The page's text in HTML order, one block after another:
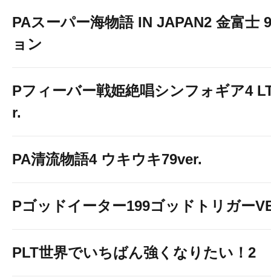
PAスーパー海物語 IN JAPAN2 金富士
ョン
Pフィーバー戦姫絶唱シンフォギア4
r.
PA清流物語4 ウキウキ79ver.
Pゴッドイーター199ゴッドトリガー
PLT世界でいちばん強くなりたい！2